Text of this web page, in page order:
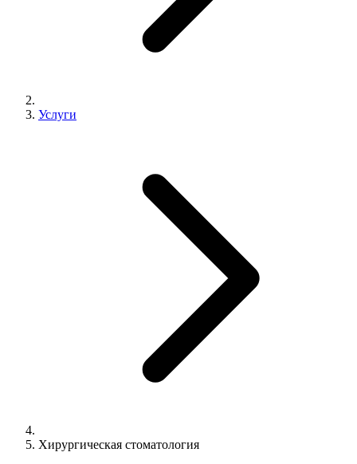
Услуги
Хирургическая стоматология